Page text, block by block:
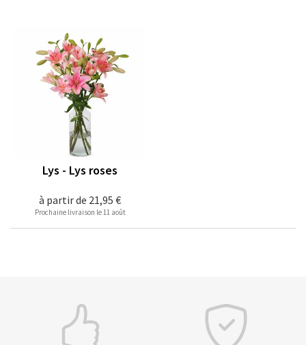
à partir de 21,95 €
Lys - Lys roses
Prochaine livraison le 11 août